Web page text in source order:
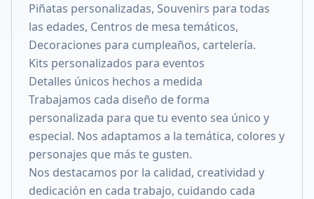
Piñatas personalizadas, Souvenirs para todas
las edades, Centros de mesa temáticos,
Decoraciones para cumpleaños, cartelería.
Kits personalizados para eventos
Detalles únicos hechos a medida
Trabajamos cada diseño de forma
personalizada para que tu evento sea único y
especial. Nos adaptamos a la temática, colores y
personajes que más te gusten.
Nos destacamos por la calidad, creatividad y
dedicación en cada trabajo, cuidando cada